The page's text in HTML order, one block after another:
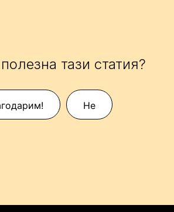
тази статия?
Не